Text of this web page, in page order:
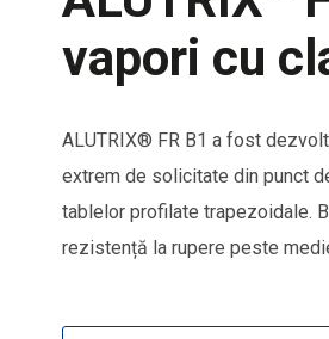
vapori cu
ALUTRIX® FR B1 a fost
extrem de solicitate din punct
tablelor profilate trapezoidale.
rezistență la rupere peste